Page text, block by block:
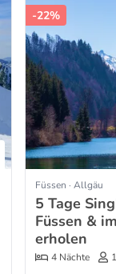
-22%
Füssen · Allgäu
5 Tage
Füssen &
erholen
4 Nächte